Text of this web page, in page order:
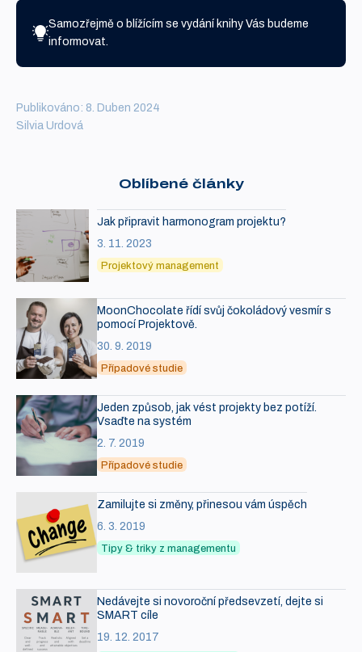
Samozřejmě o blížícím se vydání knihy Vás budeme
informovat.
Publikováno: 8. Duben 2024
Silvia Urdová
Oblíbené články
Jak připravit harmonogram projektu?
3. 11. 2023
Projektový management
MoonChocolate řídí svůj čokoládový vesmír s
pomocí Projektově.
30. 9. 2019
Případové studie
Jeden způsob, jak vést projekty bez potíží.
Vsaďte na systém
2. 7. 2019
Případové studie
Zamilujte si změny, přinesou vám úspěch
6. 3. 2019
Tipy & triky z managementu
Nedávejte si novoroční předsevzetí, dejte si
SMART cíle
19. 12. 2017